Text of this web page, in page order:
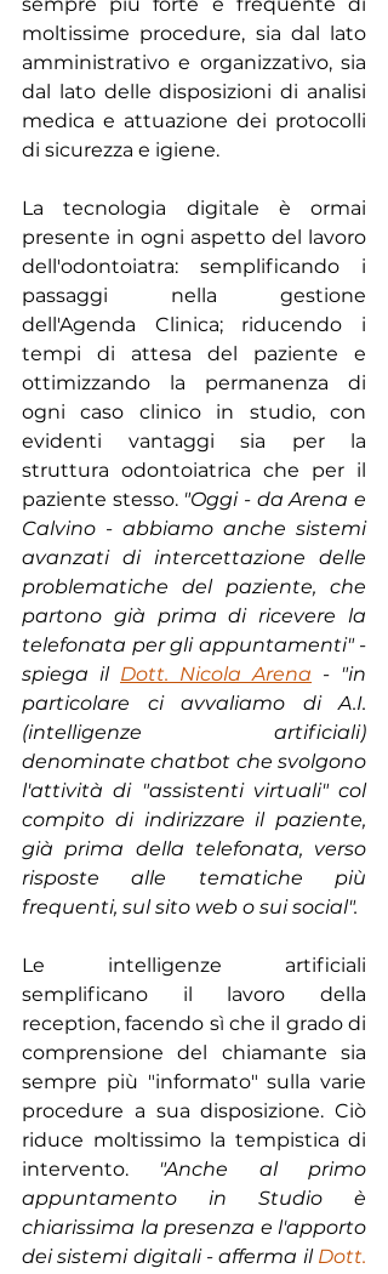
moltissime procedure, sia dal lato
amministrativo e organizzativo, sia
dal lato delle disposizioni di analisi
medica e attuazione dei protocolli
di sicurezza e igiene.
La tecnologia digitale è ormai
presente in ogni aspetto del lavoro
dell'odontoiatra: semplificando i
passaggi nella gestione
dell'Agenda Clinica; riducendo i
tempi di attesa del paziente e
ottimizzando la permanenza di
ogni caso clinico in studio, con
evidenti vantaggi sia per la
struttura odontoiatrica che per il
paziente stesso. "Oggi - da Arena e
Calvino - abbiamo anche sistemi
avanzati di intercettazione delle
problematiche del paziente, che
partono già prima di ricevere la
telefonata per gli appuntamenti" -
spiega il Dott. Nicola Arena - "in
particolare ci avvaliamo di A.I.
(intelligenze artificiali)
denominate chatbot che svolgono
l'attività di "assistenti virtuali" col
compito di indirizzare il paziente,
già prima della telefonata, verso
risposte alle tematiche più
frequenti, sul sito web o sui social".
Le intelligenze artificiali
semplificano il lavoro della
reception, facendo sì che il grado di
comprensione del chiamante sia
sempre più "informato" sulla varie
procedure a sua disposizione. Ciò
riduce moltissimo la tempistica di
intervento. "Anche al primo
appuntamento in Studio è
chiarissima la presenza e l'apporto
dei sistemi digitali - afferma il Dott.